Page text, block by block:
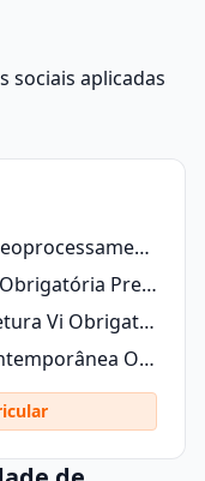
sociais aplicadas
Sensoriamento Remoto E Geoprocessamento Eletiva G2 À Distância
Arquitetura Da Paisagem Ii Obrigatória Presencial
Ateliê De Projeto De Arquitetura Vi Obrigatória Híbrida
Artes, Arq. E Urb.: Idade Contemporânea Obrigatória Híbrida